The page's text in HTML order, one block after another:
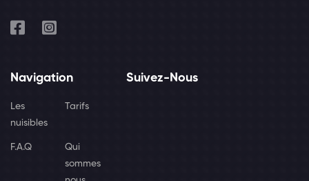
Navigation
Les
nuisibles
Tarifs
F.A.Q
Qui
sommes
Suivez-Nous